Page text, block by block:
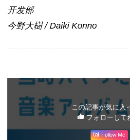
开发部
今野大樹 / Daiki Konno
この記事が気に入
フォローして
Follow Me